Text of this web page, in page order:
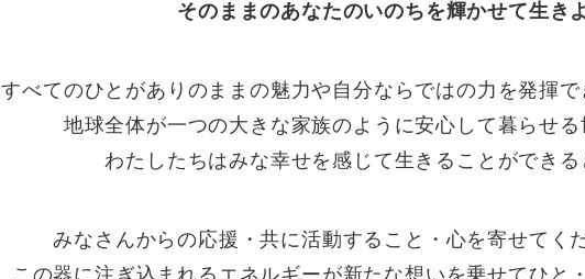
そのままのあなたのいのちを輝かせて生き
すべてのひとがありのままの魅力や自分ならではの力を発揮
地球全体が一つの大きな家族のように安心して暮らせる
わたしたちはみな幸せを感じて生きることができ
みなさんからの応援・共に活動すること・心を寄せてく
この器に注ぎ込まれるエネルギーが新たな想いを乗せてひと